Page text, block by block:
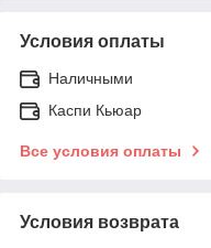
Условия оплаты
Наличными
Каспи Кьюар
Все условия оплаты
Условия возврата